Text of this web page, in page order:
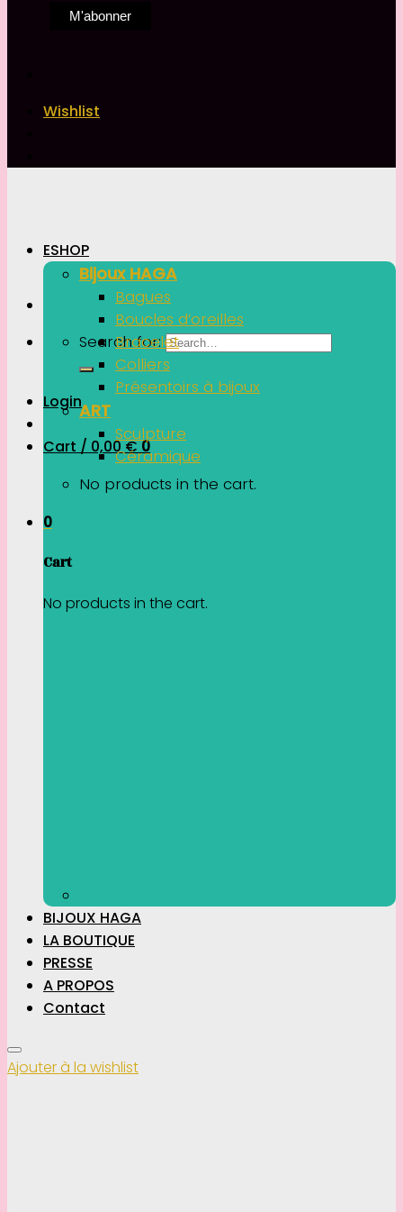
Wishlist
Search for:
Login
Cart / 0,00€0
No products in the cart.
0
Cart
No products in the cart.
ESHOP
Bijoux HAGA
Bagues
Boucles d’oreilles
Bracelet
Colliers
Présentoirs à bijoux
ART
Sculpture
Céramique
BIJOUX HAGA
LA BOUTIQUE
PRESSE
A PROPOS
Contact
Ajouter à la wishlist